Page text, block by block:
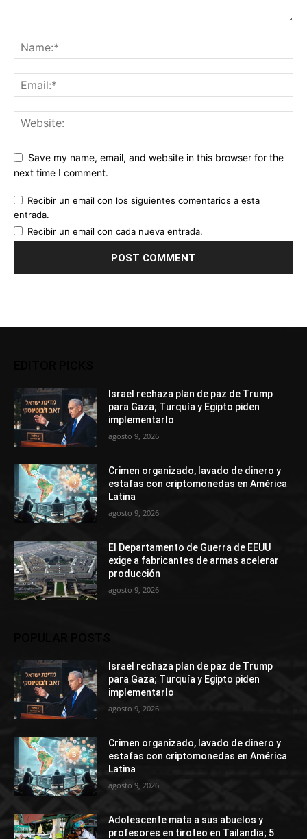
Save my name, email, and website in this browser for the
next time I comment.
Recibir un email con los siguientes comentarios a esta
entrada.
Recibir un email con cada nueva entrada.
Israel rechaza plan de paz de Trump
para Gaza; Turquía y Egipto piden
implementarlo
agosto 9, 2026
Crimen organizado, lavado de dinero y
estafas con criptomonedas en América
Latina
agosto 9, 2026
El Departamento de Guerra de EEUU
exige a fabricantes de armas acelerar
producción
agosto 9, 2026
Israel rechaza plan de paz de Trump
para Gaza; Turquía y Egipto piden
implementarlo
agosto 9, 2026
Crimen organizado, lavado de dinero y
estafas con criptomonedas en América
Latina
agosto 9, 2026
Adolescente mata a sus abuelos y
profesores en tiroteo en Tailandia; 5